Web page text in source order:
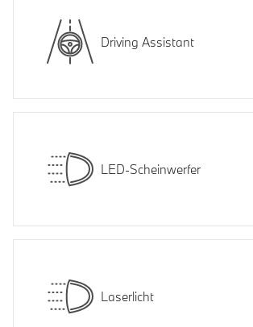
Driving Assistant
LED-Scheinwerfer
Laserlicht